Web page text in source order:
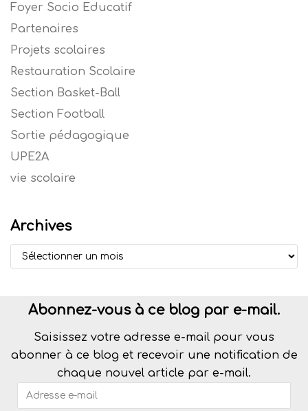
Foyer Socio Educatif
Partenaires
Projets scolaires
Restauration Scolaire
Section Basket-Ball
Section Football
Sortie pédagogique
UPE2A
vie scolaire
Archives
Abonnez-vous à ce blog par e-mail.
Saisissez votre adresse e-mail pour vous
abonner à ce blog et recevoir une notification de
chaque nouvel article par e-mail.